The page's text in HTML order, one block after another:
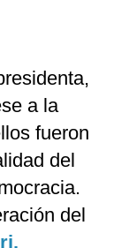
a la
fueron
del
del